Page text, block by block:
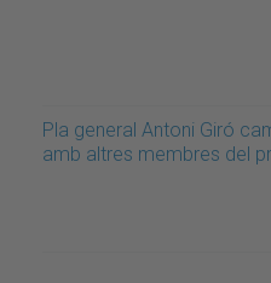
Pla general Antoni Giró
amb altres membres del